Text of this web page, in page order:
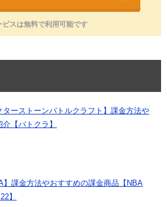
スは無料で利用可能です
ターストーンバトルクラフト】課金方法や
【バトクラ】
】課金方法やおすすめの課金商品【NBA
】